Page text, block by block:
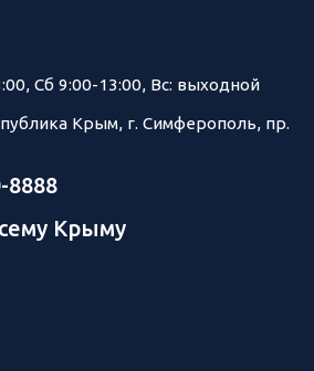
Сб 9:00-13:00, Вс: выходной
Крым, г. Симферополь, пр.
8888
Крыму